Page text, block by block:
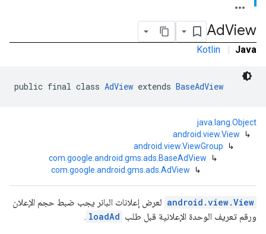
AdView
Kotlin | Java
public final class AdView extends BaseAdView
java.lang.Object
↳
android.view.View
↳
android.view.ViewGroup
↳
com.google.android.gms.ads.BaseAdView
↳
com.google.android.gms.ads.AdView
android.view.View لعرض إعلانات البانر يجب ضبط حجم الإعلان
ورقم تعريف الوحدة الإعلانية قبل طلب loadAd
.